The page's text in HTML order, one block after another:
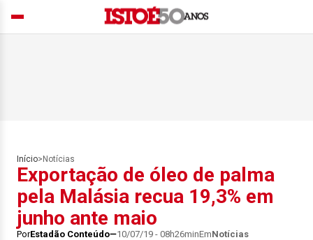
Início> Notícias
Exportação de óleo de palma
pela Malásia recua 19,3% em
junho ante maio
PorEstadão Conteúdo 10/07/19 - 08h26minEmNotícias